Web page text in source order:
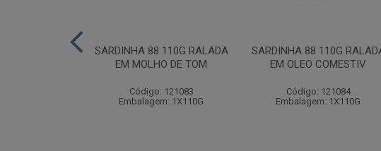
SARDINHA 88 110G RALADA
EM MOLHO DE TOM
Código: 121083
Embalagem: 1X110G
SARDINHA 88 110G
EM OLEO COMESTIV
Código: 121084
Embalagem: 1X110G